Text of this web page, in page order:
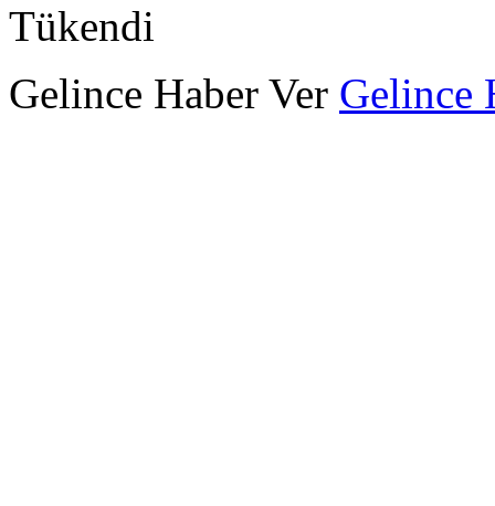
Tükendi
Gelince Haber Ver Gelince